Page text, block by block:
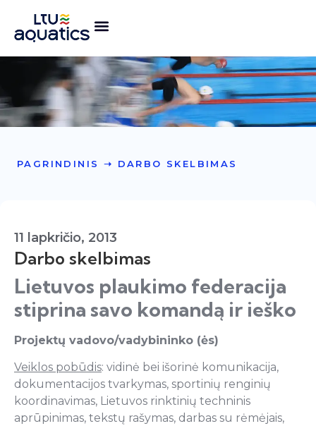
PAGRINDINIS ➝ DARBO SKELBIMAS
11 lapkričio, 2013
Darbo skelbimas
Lietuvos plaukimo federacija
stiprina savo komandą ir ieško
Projektų vadovo/vadybininko (ės)
Veiklos pobūdis: vidinė bei išorinė komunikacija,
dokumentacijos tvarkymas, sportinių renginių
koordinavimas, Lietuvos rinktinių techninis
aprūpinimas, tekstų rašymas, darbas su rėmėjais,